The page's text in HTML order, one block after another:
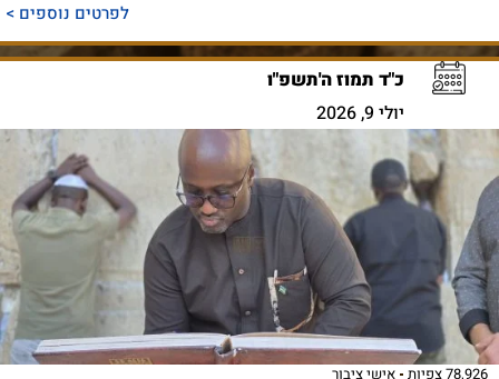
לפרטים נוספים >
כ"ד תמוז ה'תשפ"ו
יולי 9, 2026
78,926 צפיות אישי ציבור